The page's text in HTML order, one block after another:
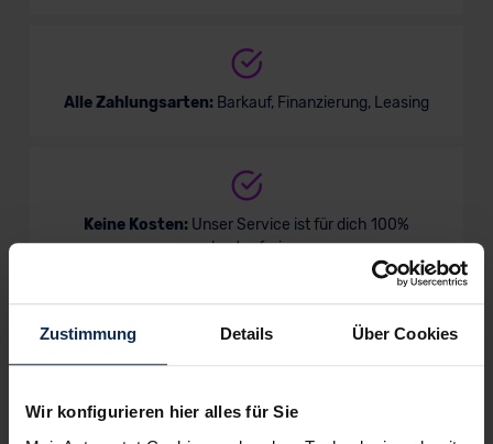
Zustimmung Details Über Cookies
Wir konfigurieren hier alles für Sie
Alle Zahlungsarten: Barkauf, Finanzierung, Leasing
Keine Kosten: Unser Service ist für dich 100%
kostenfrei